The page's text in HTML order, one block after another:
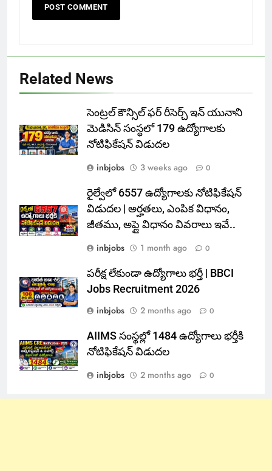
Related News
సెంట్రల్ కౌన్సిల్ ఫర్ రీసెర్చ్ ఇన్ యునాని
మెడిసిన్ సంస్థలో 179 ఉద్యోగాలకు
నోటిఫికేషన్ విడుదల
inbjobs
3 weeks ago 0
రైల్వేలో 6557 ఉద్యోగాలకు నోటిఫికేషన్
విడుదల | అర్హతలు, ఎంపిక విధానం,
జీతము, అప్లై విధానం వివరాలు ఇవే..
inbjobs
1 month ago 0
పరీక్ష లేకుండా ఉద్యోగాలు భర్తీ | BBCI
Jobs Recruitment 2026
inbjobs
2 months ago 0
AIIMS సంస్థల్లో 1484 ఉద్యోగాలు భర్తీకి
నోటిఫికేషన్ విడుదల
inbjobs
2 months ago 0